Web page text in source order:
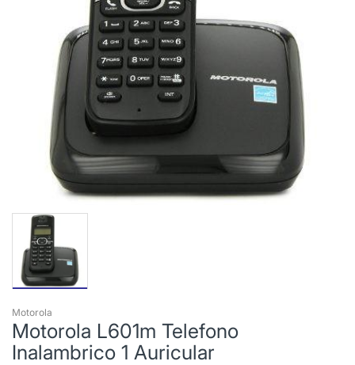
Motorola
Motorola L601m Telefono
Inalambrico 1 Auricular